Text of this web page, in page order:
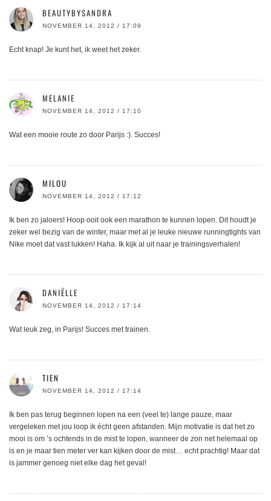
BEAUTYBYSANDRA
NOVEMBER 14, 2012 / 17:09
Echt knap! Je kunt het, ik weet het zeker.
MELANIE
NOVEMBER 14, 2012 / 17:10
Wat een mooie route zo door Parijs :). Succes!
MILOU
NOVEMBER 14, 2012 / 17:12
Ik ben zo jaloers! Hoop ooit ook een marathon te kunnen lopen. Dit houdt je
zeker wel bezig van de winter, maar met al je leuke nieuwe runningtights van
Nike moet dat vast lukken! Haha. Ik kijk al uit naar je trainingsverhalen!
DANIËLLE
NOVEMBER 14, 2012 / 17:14
Wat leuk zeg, in Parijs! Succes met trainen.
TIEN
NOVEMBER 14, 2012 / 17:14
Ik ben pas terug beginnen lopen na een (veel te) lange pauze, maar
vergeleken met jou loop ik écht geen afstanden. Mijn motivatie is dat het zo
mooi is om ’s ochtends in de mist te lopen, wanneer de zon net helemaal op
is en je maar tien meter ver kan kijken door de mist… echt prachtig! Maar dat
is jammer genoeg niet elke dag het geval!